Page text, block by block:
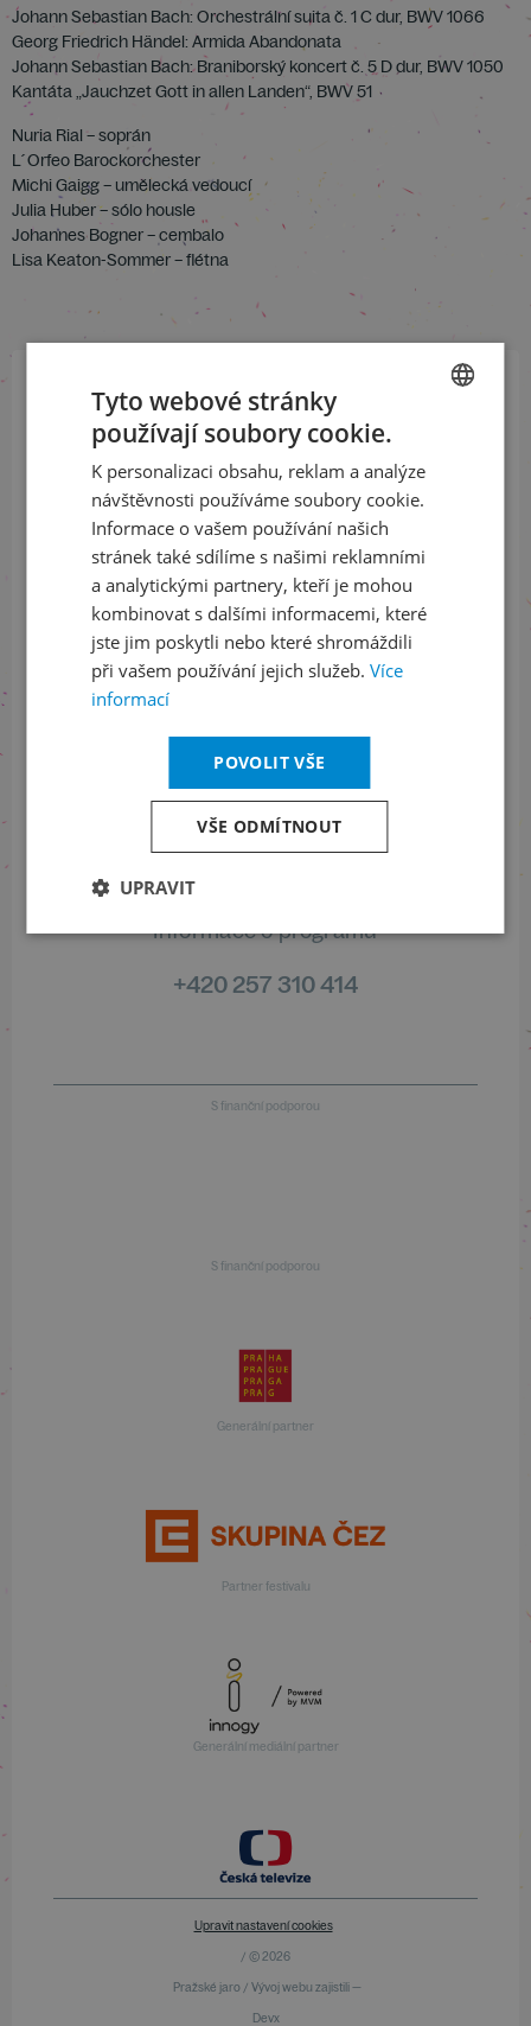
Johann Sebastian Bach: Orchestrální suita č. 1 C dur, BWV 1066
Georg Friedrich Händel: Armida Abandonata
Johann Sebastian Bach: Braniborský koncert č. 5 D dur, BWV 1050
Kantáta „Jauchzet Gott in allen Landen“, BWV 51
Nuria Rial – soprán
L´Orfeo Barockorchester
Michi Gaigg – umělecká vedoucí
Julia Huber – sólo housle
Johannes Bogner – cembalo
Lisa Keaton-Sommer – flétna
Přihlaste se k našemu newsletteru
a buďte jako první v obraze
ODEBÍRAT NEWSLETTER
Sledujte nás na sociálních sítích
LinkedIn
flickr
Informace o stavu objednávek
+420 461 049 232
Informace o programu
+420 257 310 414
S finanční podporou
S finanční podporou
Generální partner
Partner festivalu
Generální mediální partner
Upravit nastavení cookies
/ © 2026
Pražské jaro / Vývoj webu zajistili —
Devx
ENGLISH
Tyto webové stránky
používají soubory cookie.
K personalizaci obsahu, reklam a analýze
návštěvnosti používáme soubory cookie.
Informace o vašem používání našich
stránek také sdílíme s našimi reklamními
a analytickými partnery, kteří je mohou
kombinovat s dalšími informacemi, které
jste jim poskytli nebo které shromáždili
při vašem používání jejich služeb. Více
informací
POVOLIT VŠE
VŠE ODMÍTNOUT
UPRAVIT